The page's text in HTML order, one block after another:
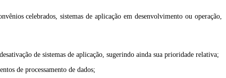
celebrados, sistemas de aplicação em desenvolvimento ou operação,
de sistemas de aplicação, sugerindo ainda sua prioridade relativa;
de processamento de dados;